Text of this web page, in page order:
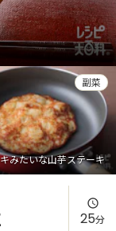
みたいな山芋ステーキ
副菜
25分